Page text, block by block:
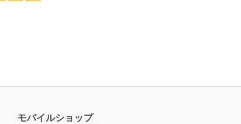
モバイルショップ